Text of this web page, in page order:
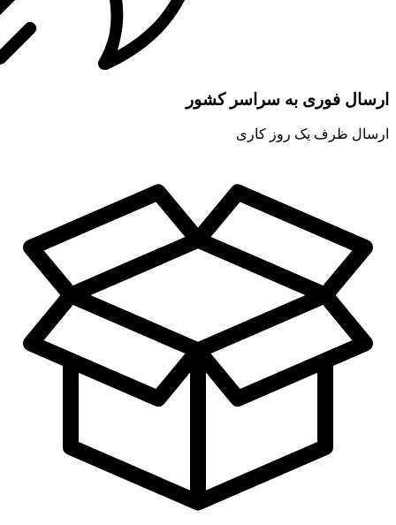
ارسال فوری به سراسر کشور
ارسال ظرف یک روز کاری